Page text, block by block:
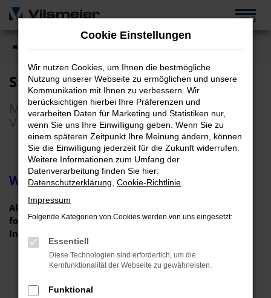
Zum
Hauptinhalt
MENÜ
Stellenangebote
Mitarbeiter werden bei Rohrbiegetechnik
Vilsmeier
Wir freuen uns auf Sie!
Aktuell haben wir keine Stelle zu besetzen. In
folgenden Bereichen freuen wir uns aber auf Ihre
Initiativbewerbung:
Cookie Einstellungen
Wir nutzen Cookies, um Ihnen die bestmögliche
Nutzung unserer Webseite zu ermöglichen und unsere
Kommunikation mit Ihnen zu verbessern. Wir
berücksichtigen hierbei Ihre Präferenzen und
verarbeiten Daten für Marketing und Statistiken nur,
wenn Sie uns Ihre Einwilligung geben. Wenn Sie zu
einem späteren Zeitpunkt Ihre Meinung ändern, können
Sie die Einwilligung jederzeit für die Zukunft widerrufen.
Weitere Informationen zum Umfang der
Datenverarbeitung finden Sie hier:
Datenschutzerklärung Cookie-Richtlinie
Impressum
Folgende Kategorien von Cookies werden von uns eingesetzt:
Essentiell
Diese Technologien sind erforderlich, um die
Kernfunktionalität der Webseite zu gewährleisten.
Funktional